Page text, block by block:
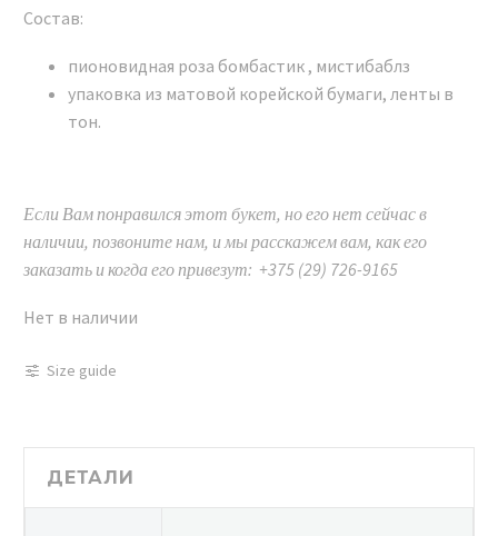
Состав:
пионовидная роза бомбастик , мистибаблз
упаковка из матовой корейской бумаги, ленты в
тон.
Если Вам понравился этот букет, но его нет сейчас в
наличии, позвоните нам, и мы расскажем вам, как его
заказать и когда его привезут: +375 (29) 726-9165
Нет в наличии
Size guide
ДЕТАЛИ